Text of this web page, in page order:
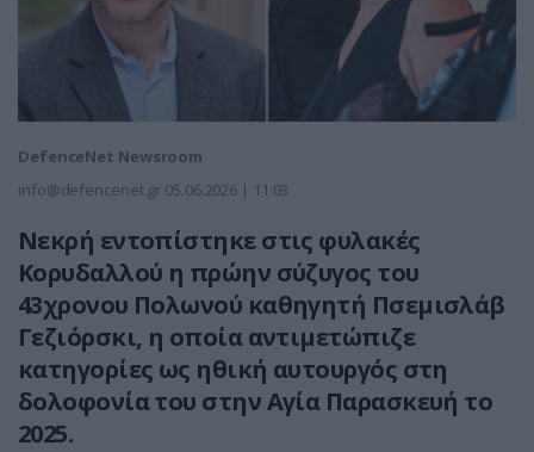
DefenceNet Newsroom
info@defencenet.gr 05.06.2026 | 11:03
Νεκρή εντοπίστηκε στις φυλακές
Κορυδαλλού η πρώην σύζυγος του
43χρονου Πολωνού καθηγητή Πσεμισλάβ
Γεζιόρσκι, η οποία αντιμετώπιζε
κατηγορίες ως ηθική αυτουργός στη
δολοφονία του στην Αγία Παρασκευή το
2025.